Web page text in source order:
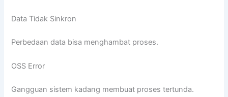
Data Tidak Sinkron
Perbedaan data bisa menghambat proses.
OSS Error
Gangguan sistem kadang membuat proses tertunda.